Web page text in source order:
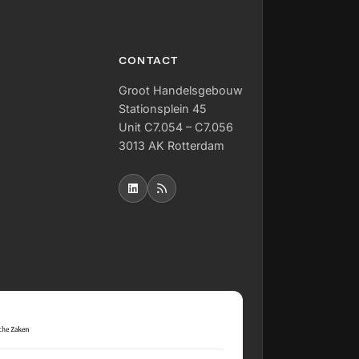
CONTACT
Groot Handelsgebouw
Stationsplein 45
Unit C7.054 – C7.056
3013 AK Rotterdam